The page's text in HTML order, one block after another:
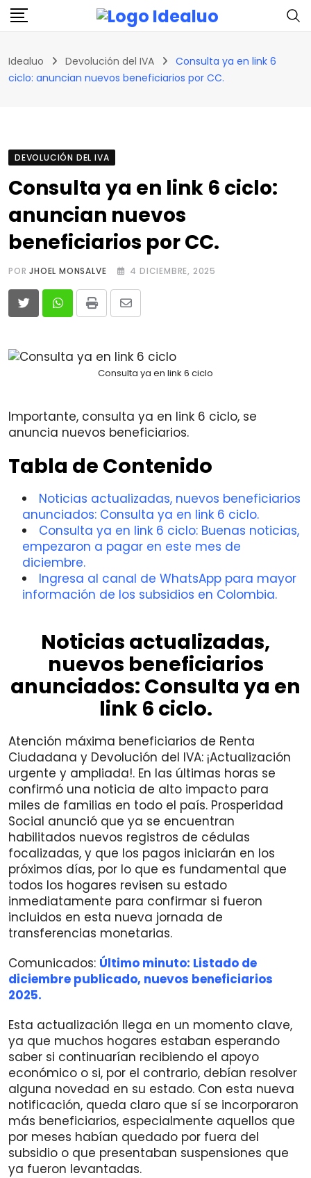
Skip
to
Idealuo Devolución del IVA
Consulta ya en link 6
ciclo: anuncian nuevos beneficiarios por CC.
DEVOLUCIÓN DEL IVA
Consulta ya en link 6 ciclo:
anuncian nuevos
beneficiarios por CC.
PORJHOEL MONSALVE 4 DICIEMBRE, 2025
Print
Share
Consulta ya en link 6 ciclo
Importante, consulta ya en link 6 ciclo, se
anuncia nuevos beneficiarios.
Tabla de Contenido
Noticias actualizadas, nuevos beneficiarios
anunciados: Consulta ya en link 6 ciclo.
Consulta ya en link 6 ciclo: Buenas noticias,
empezaron a pagar en este mes de
diciembre.
Ingresa al canal de WhatsApp para mayor
información de los subsidios en Colombia.
Noticias actualizadas,
nuevos beneficiarios
anunciados: Consulta ya en
link 6 ciclo.
Atención máxima beneficiarios de Renta
Ciudadana y Devolución del IVA: ¡Actualización
urgente y ampliada!. En las últimas horas se
confirmó una noticia de alto impacto para
miles de familias en todo el país. Prosperidad
Social anunció que ya se encuentran
habilitados nuevos registros de cédulas
focalizadas, y que los pagos iniciarán en los
próximos días, por lo que es fundamental que
todos los hogares revisen su estado
inmediatamente para confirmar si fueron
incluidos en esta nueva jornada de
transferencias monetarias.
Comunicados: Último minuto: Listado de
diciembre publicado, nuevos beneficiarios
2025.
Esta actualización llega en un momento clave,
ya que muchos hogares estaban esperando
saber si continuarían recibiendo el apoyo
económico o si, por el contrario, debían resolver
alguna novedad en su estado. Con esta nueva
notificación, queda claro que sí se incorporaron
más beneficiarios, especialmente aquellos que
por meses habían quedado por fuera del
subsidio o que presentaban suspensiones que
ya fueron levantadas.